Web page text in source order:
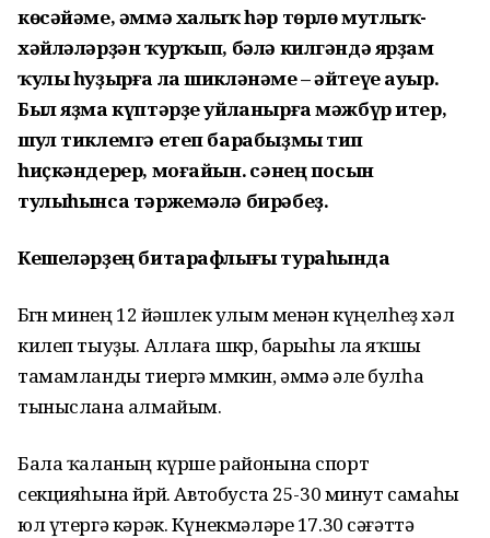
көсәйәме, әммә халыҡ һәр төрлө мутлыҡ-
хәйләләрҙән ҡурҡып, бәлә килгәндә ярҙам
ҡулы һуҙырға ла шикләнәме – әйтеүе ауыр.
Был яҙма күптәрҙе уйланырға мәжбүр итер,
шул тиклемгә етеп барабыҙмы тип
һиҫкәндерер, моғайын. Әсәнең посын
тулыһынса тәржемәлә бирәбеҙ.
Кешеләрҙең битарафлығы тураһында
Бөгөн минең 12 йәшлек улым менән күңелһеҙ хәл
килеп тыуҙы. Аллаға шөкөр, барыһы ла яҡшы
тамамланды тиергә мөмкин, әммә әле булһа
тыныслана алмайым.
Бала ҡаланың күрше районына спорт
секцияһына йөрөй. Автобуста 25-30 минут самаһы
юл үтергә кәрәк. Күнекмәләре 17.30 сәғәттә